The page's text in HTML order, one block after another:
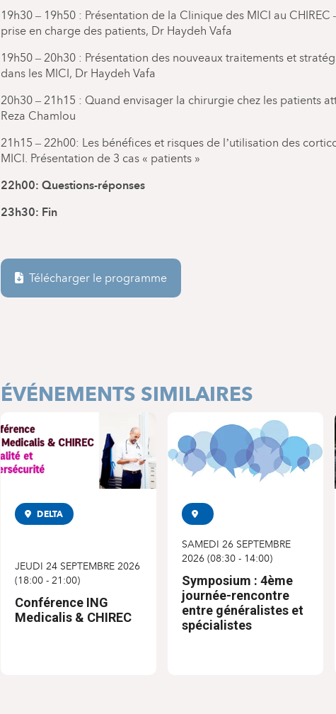
19h30 – 19h50 : Présentation de la Clinique des MICI au CHIREC
prise en charge des patients, Dr Haydeh Vafa
19h50 – 20h30 : Présentation des nouveaux traitements et
dans les MICI, Dr Haydeh Vafa
20h30 – 21h15 : Quand envisager la chirurgie chez les patients
Reza Chamlou
21h15 – 22h00: Les bénéfices et risques de l’utilisation des
MICI. Présentation de 3 cas « patients »
22h00: Questions-réponses
23h30: Fin
Télécharger le programme
ÉVÉNEMENTS SIMILAIRES
DELTA
JEUDI 24 SEPTEMBRE 2026
(18:00 -21:00)
Conférence ING
Medicalis & CHIREC
SAMEDI 26 SEPTEMBRE
2026 (08:30 - 14:00)
Symposium : 4ème
journée-rencontre
entre généralistes et
spécialistes